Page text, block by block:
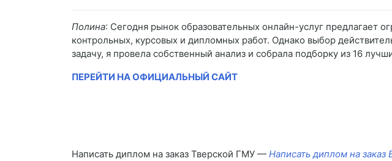
Полина: Сегодня рынок образовательных онлайн-услуг предлагает
контрольных, курсовых и дипломных работ. Однако выбор
задачу, я провела собственный анализ и собрала подборку из 16
ПЕРЕЙТИ НА ОФИЦИАЛЬНЫЙ САЙТ
Написать диплом на заказ Тверской ГМУ — Написать диплом на заказ